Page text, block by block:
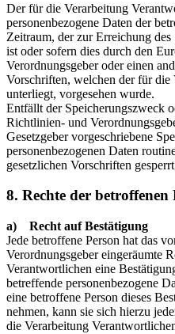
Der für die Verarbeitung
personenbezogene Daten der
Zeitraum, der zur Erreichung
ist oder sofern dies durch den
Verordnungsgeber oder einen
Vorschriften, welchen der für
unterliegt, vorgesehen wurde.
Entfällt der Speicherungszweck
Richtlinien- und
Gesetzgeber vorgeschriebene
personenbezogenen Daten
gesetzlichen Vorschriften
8. Rechte der betroffenen
a) Recht auf Bestätigung
Jede betroffene Person hat das
Verordnungsgeber eingeräumte
Verantwortlichen eine
betreffende personenbezogene
eine betroffene Person dieses
nehmen, kann sie sich hierzu
die Verarbeitung